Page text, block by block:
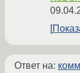
Ответ на: